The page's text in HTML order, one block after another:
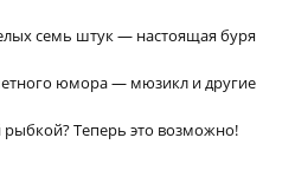
семь штук — настоящая буря
юмора — мюзикл и другие
рыбкой? Теперь это возможно!